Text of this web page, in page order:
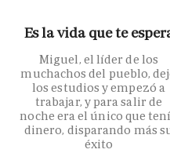
Es la vida que te
Miguel, el líder de los
muchachos del pueblo,
los estudios y empezó a
trabajar, y para salir de
noche era el único que
dinero, disparando más
éxito